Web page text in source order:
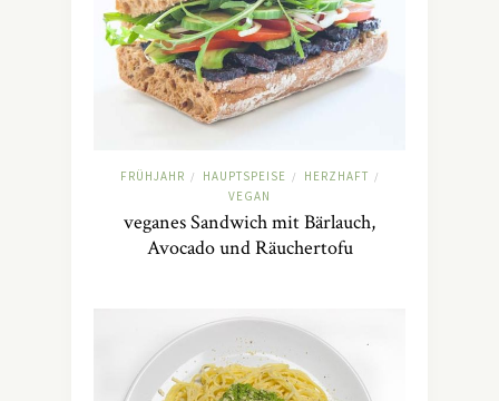
FRÜHJAHR / HAUPTSPEISE / HERZHAFT /
VEGAN
veganes Sandwich mit Bärlauch,
Avocado und Räuchertofu